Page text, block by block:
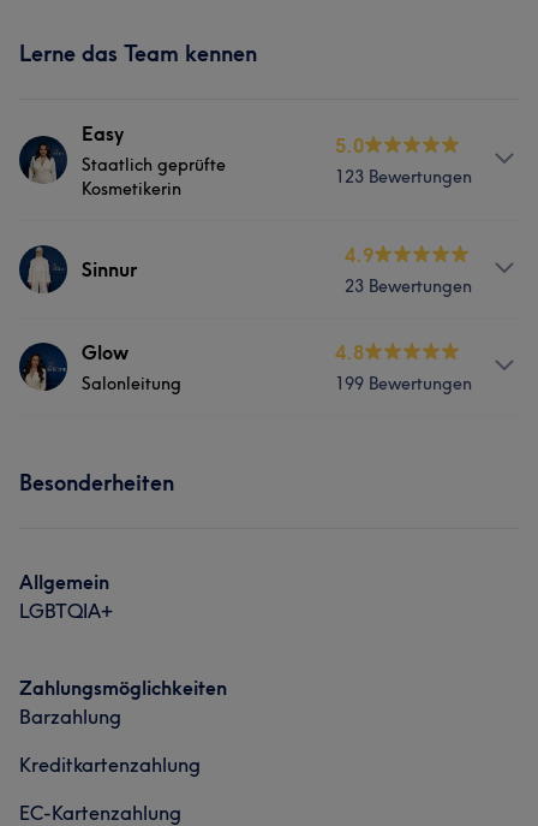
Lerne das Team kennen
Easy
Staatlich geprüfte
Kosmetikerin
5.0
123 Bewertungen
Services
Haarentfernung
Detailverliebt 8
Sinnur
4.9
23 Bewertungen
ServicesGlow
Salonleitung
4.8
199 Bewertungen
Portfolio
Besonderheiten
Allgemein
LGBTQIA+
Zahlungsmöglichkeiten
Barzahlung
Kreditkartenzahlung
EC-Kartenzahlung